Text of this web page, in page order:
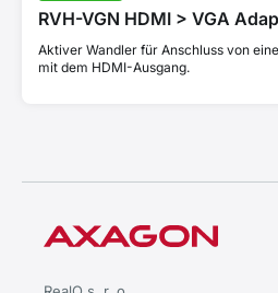
RVH-VGN HDMI > VGA
Aktiver Wandler für Anschluss von
mit dem HDMI-Ausgang.